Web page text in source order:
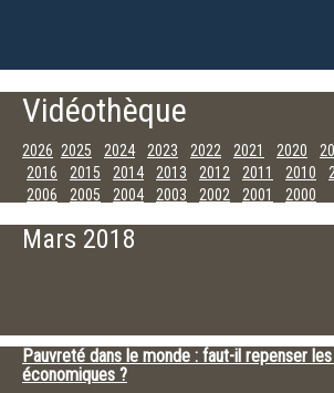
Vidéothèque
2026 2025 2024 2023 2022 2021 2020
2016
2015 2014 2013 2012 2011 2010
2006
2005 2004 2003 2002 2001
2000
Février
Janvier
Mars 2018
Pauvreté dans le monde : faut-il repenser
économiques ?